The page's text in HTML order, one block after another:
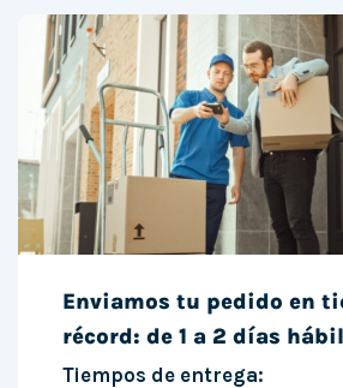
Enviamos tu pedido en
récord: de 1 a 2 días
Tiempos de entrega: